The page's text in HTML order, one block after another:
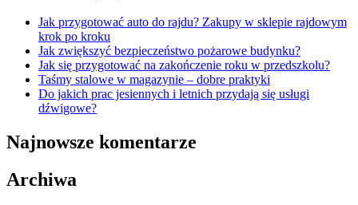
Jak przygotować auto do rajdu? Zakupy w sklepie rajdowym
krok po kroku
Jak zwiększyć bezpieczeństwo pożarowe budynku?
Jak się przygotować na zakończenie roku w przedszkolu?
Taśmy stalowe w magazynie – dobre praktyki
Do jakich prac jesiennych i letnich przydają się usługi
dźwigowe?
Najnowsze komentarze
Archiwa